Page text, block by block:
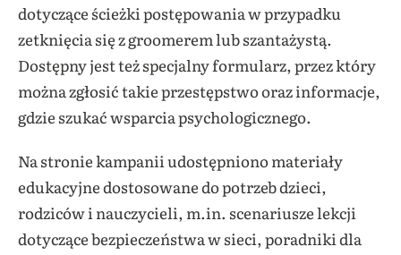
dotyczące ścieżki postępowania w przypadku
zetknięcia się z groomerem lub szantażystą.
Dostępny jest też specjalny formularz, przez który
można zgłosić takie przestępstwo oraz informacje,
gdzie szukać wsparcia psychologicznego.
Na stronie kampanii udostępniono materiały
edukacyjne dostosowane do potrzeb dzieci,
rodziców i nauczycieli, m.in. scenariusze lekcji
dotyczące bezpieczeństwa w sieci, poradniki dla